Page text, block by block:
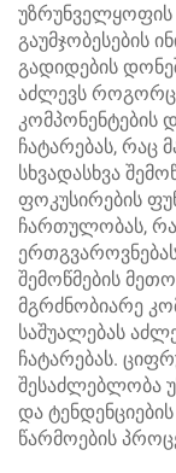
უზრუნველყოფის
გაუმჯობესების
გადიდების
აძლევს როგორც
კომპონენტების
ჩატარებას, რაც
სხვადასხვა
ფოკუსირების
ჩართულობას,
შემოწმების
მგრძნობიარე
საშუალებას
ჩატარებას.
შესაძლებლობა
და
წარმოების